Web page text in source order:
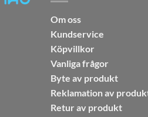
Om oss
Kundservice
Köpvillkor
Vanliga frågor
Byte av produkt
Reklamation av
Retur av produkt